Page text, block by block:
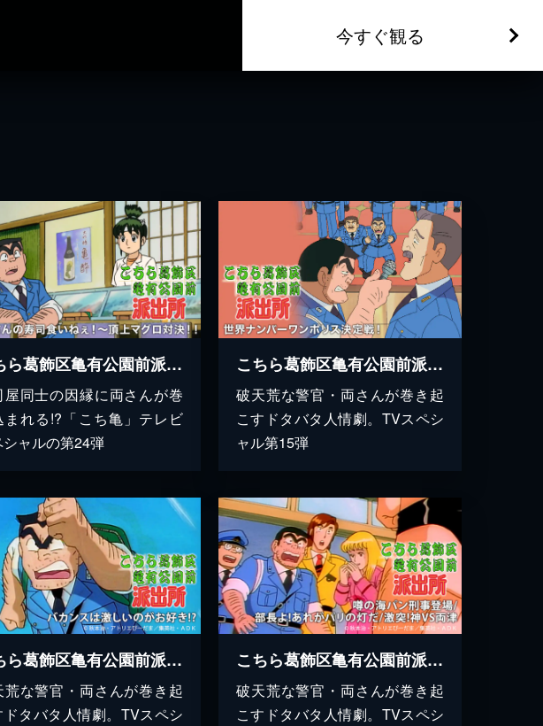
今すぐ観る
こちら葛飾区亀有公園前派出所 両さんの寿司食いねぇ！～頂上マグロ対決！！
屋同士の因縁に両さんが巻
まれる!?「こち亀」テレビ
シャルの第24弾
こちら葛飾区亀有公園前派出所 世界ナンバーワンポリス決定戦！
破天荒な警官・両さんが巻き起
こすドタバタ人情劇。TVスペシ
ャル第15弾
こちら葛飾区亀有公園前派出所 バカンスは激しいのがお好き!?
荒な警官・両さんが巻き起
ドタバタ人情劇。TVスペシ
こちら葛飾区亀有公園前派出所 噂の海パン刑事登場/部長よ!あれがパリの灯だ/激突!神VS両津
破天荒な警官・両さんが巻き起
こすドタバタ人情劇。TVスペシ